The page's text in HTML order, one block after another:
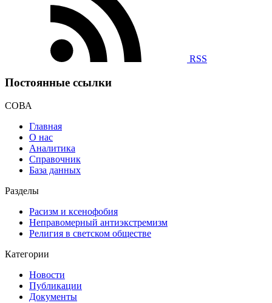
RSS
Постоянные ссылки
СОВА
Главная
О нас
Аналитика
Справочник
База данных
Разделы
Расизм и ксенофобия
Неправомерный антиэкстремизм
Религия в светском обществе
Категории
Новости
Публикации
Документы